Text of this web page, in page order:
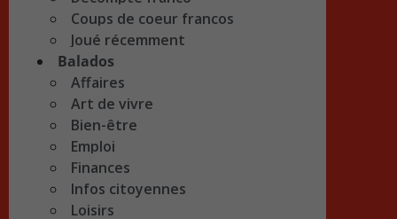
Coups de coeur francos
Joué récemment
Balados
Affaires
Art de vivre
Bien-être
Emploi
Finances
Infos citoyennes
Loisirs